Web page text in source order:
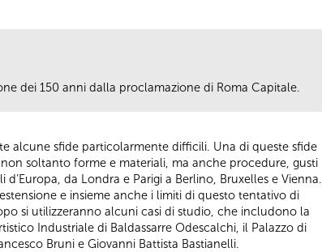
dei 150 anni dalla proclamazione di Roma Capitale.
alcune sfide particolarmente difficili. Una di queste sfide
soltanto forme e materiali, ma anche procedure, gusti
da Londra e Parigi a Berlino, Bruxelles e Vienna.
e insieme anche i limiti di questo tentativo di
si utilizzeranno alcuni casi di studio, che includono la
Industriale di Baldassarre Odescalchi, il Palazzo di
Bruni e Giovanni Battista Bastianelli.